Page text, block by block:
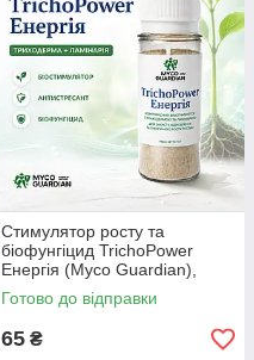
Стимулятор росту та
біофунгіцид TrichoPower
Енергія (Myco Guardian),
Триходерма + Ламінарія, 10 г
Готово до відправки
65 ₴